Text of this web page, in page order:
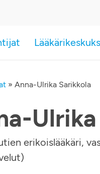
» Anna-Ulrika Sarikkola
erikoislääkäri,